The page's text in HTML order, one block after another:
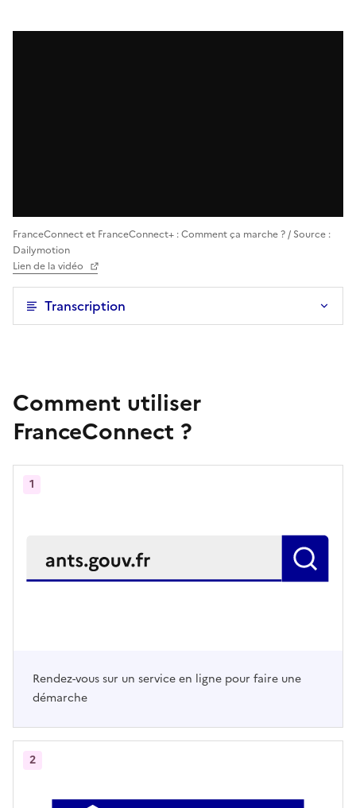
FranceConnect et FranceConnect+ : Comment ça marche ? / Source :
Dailymotion
Lien de la vidéo
Transcription
Comment utiliser
FranceConnect ?
Rendez-vous sur un service en ligne pour faire une
démarche
1
2